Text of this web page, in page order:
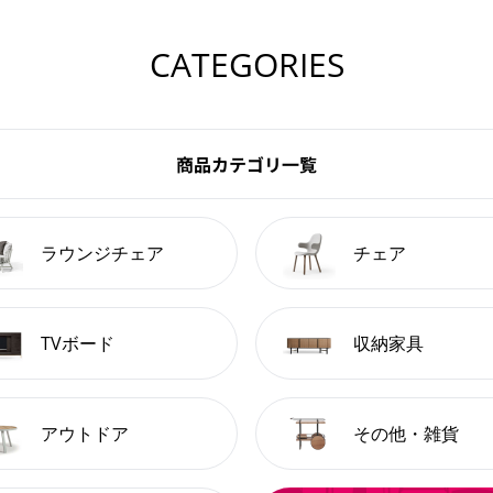
CATEGORIES
商品カテゴリ一覧
ラウンジチェア チェア
TVボード 収納家具
アウトドア その他・雑貨